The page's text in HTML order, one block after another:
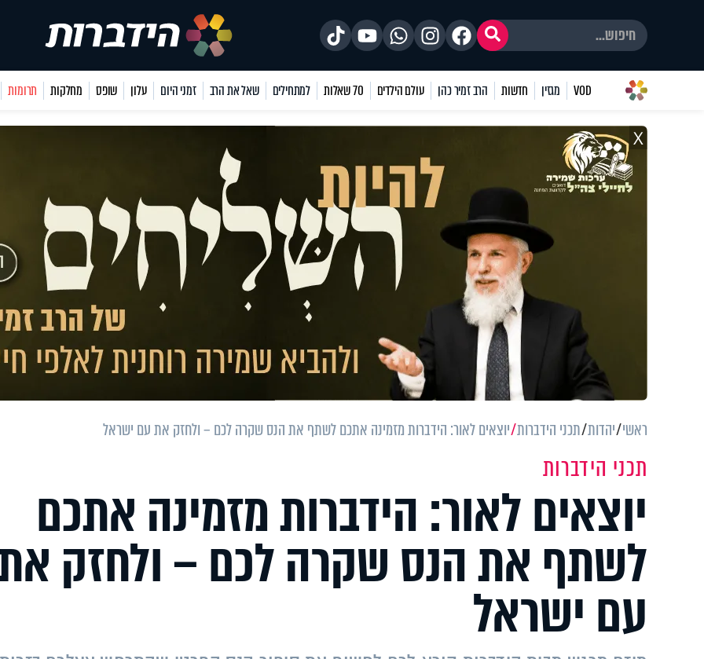
VOD מגזין חדשות הרב זמיר כהן עולם הילדים 70 שאלות למתחילים שאל את הרב זמני היום עלון שופס מחלקות תרומות
X
ראשי יהדות תכני הידברות יוצאים לאור: הידברות מזמינה אתכם לשתף את הנס שקרה לכם – ולחזק את עם ישראל
תכני הידברות
יוצאים לאור: הידברות מזמינה אתכם
לשתף את הנס שקרה לכם – ולחזק
עם ישראל